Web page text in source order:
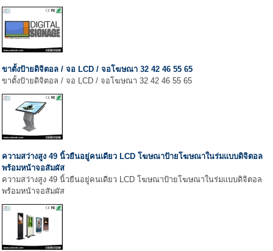
ขาตั้งป้ายดิจิตอล / จอ LCD / จอโฆษณา 32 42 46 55 65
ขาตั้งป้ายดิจิตอล / จอ LCD / จอโฆษณา 32 42 46 55 65
ความสว่างสูง 49 นิ้วยืนอยู่คนเดียว LCD โฆษณาป้ายโฆษณาในร่มแบบดิจิตอล
พร้อมหน้าจอสัมผัส
ความสว่างสูง 49 นิ้วยืนอยู่คนเดียว LCD โฆษณาป้ายโฆษณาในร่มแบบดิจิตอล
พร้อมหน้าจอสัมผัส